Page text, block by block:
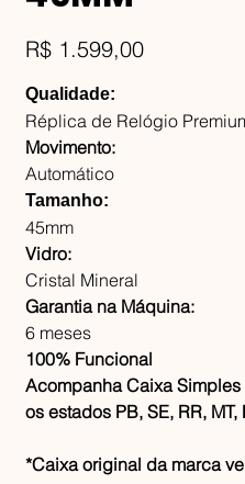
Preço
R$ 1.599,00
Qualidade:
Réplica de Relógio
Movimento:
Automático
Tamanho:
45mm
Vidro:
Cristal Mineral
Garantia na Máquina:
6 meses
100% Funcional
Acompanha Caixa
os estados PB, SE, RR, MT,
*Caixa original da marca